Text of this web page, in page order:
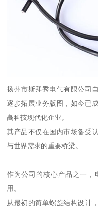
扬州市斯拜秀电气有限公司
逐步拓展业务版图，如今已
高科技现代化企业。
其产品不仅在国内市场备受
与世界需求的重要桥梁。
作为公司的核心产品之一，
用。
从最初的简单螺旋结构设计